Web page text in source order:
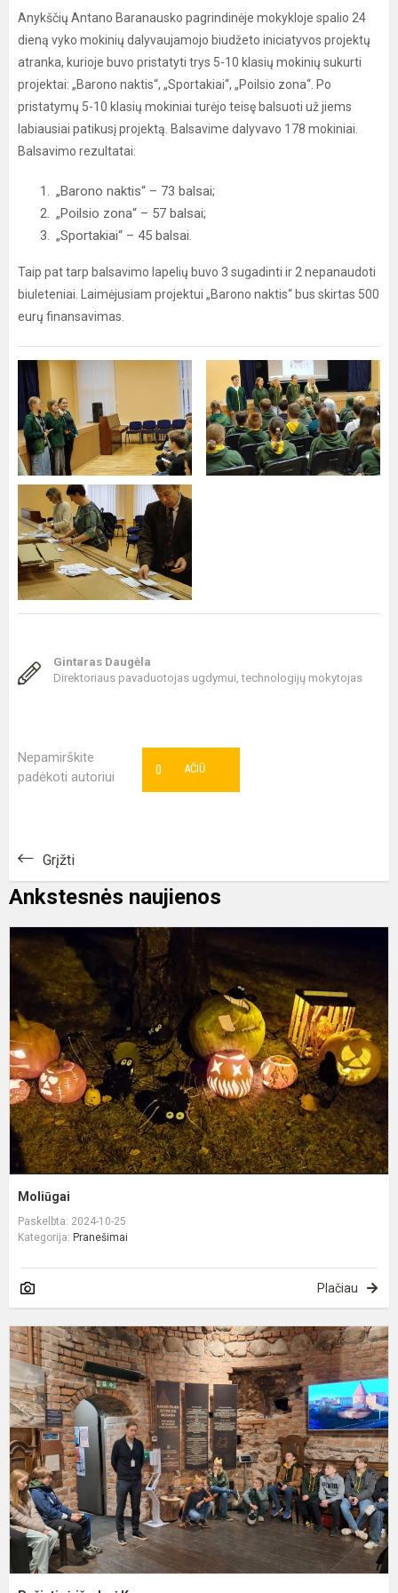
Anykščių Antano Baranausko pagrindinėje mokykloje spalio 24
dieną vyko mokinių dalyvaujamojo biudžeto iniciatyvos projektų
atranka, kurioje buvo pristatyti trys 5-10 klasių mokinių sukurti
projektai: „Barono naktis“, „Sportakiai“, „Poilsio zona“. Po
pristatymų 5-10 klasių mokiniai turėjo teisę balsuoti už jiems
labiausiai patikusį projektą. Balsavime dalyvavo 178 mokiniai.
Balsavimo rezultatai:
„Barono naktis“ – 73 balsai;
„Poilsio zona“ – 57 balsai;
„Sportakiai“ – 45 balsai.
Taip pat tarp balsavimo lapelių buvo 3 sugadinti ir 2 nepanaudoti
biuleteniai. Laimėjusiam projektui „Barono naktis“ bus skirtas 500
eurų finansavimas.
Gintaras Daugėla
Direktoriaus pavaduotojas ugdymui, technologijų mokytojas
Nepamirškite
padėkoti autoriui
AČIŪ
0
Grįžti
Ankstesnės naujienos
Moliūgai
Paskelbta: 2024-10-25
Kategorija: Pranešimai
Plačiau